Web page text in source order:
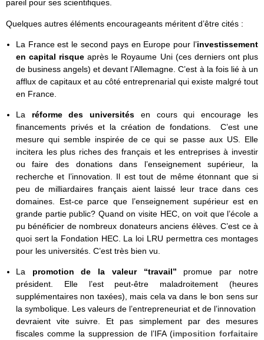
pareil pour ses scientifiques.
Quelques autres éléments encourageants méritent d’être cités :
La France est le second pays en Europe pour l’investissement
en capital risque après le Royaume Uni (ces derniers ont plus
de business angels) et devant l’Allemagne. C’est à la fois lié à un
afflux de capitaux et au côté entreprenarial qui existe malgré tout
en France.
La réforme des universités en cours qui encourage les
financements privés et la création de fondations. C’est une
mesure qui semble inspirée de ce qui se passe aux US. Elle
incitera les plus riches des français et les entreprises à investir
ou faire des donations dans l’enseignement supérieur, la
recherche et l’innovation. Il est tout de même étonnant que si
peu de milliardaires français aient laissé leur trace dans ces
domaines. Est-ce parce que l’enseignement supérieur est en
grande partie public? Quand on visite HEC, on voit que l’école a
pu bénéficier de nombreux donateurs anciens élèves. C’est ce à
quoi sert la Fondation HEC. La loi LRU permettra ces montages
pour les universités. C’est très bien vu.
La promotion de la valeur “travail” promue par notre
président. Elle l’est peut-être maladroitement (heures
supplémentaires non taxées), mais cela va dans le bon sens sur
la symbolique. Les valeurs de l’entrepreneuriat et de l’innovation
devraient vite suivre. Et pas simplement par des mesures
fiscales comme la suppression de l’IFA (imposition forfaitaire